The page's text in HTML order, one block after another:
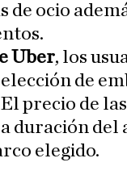
ocio
Uber, los
de
precio de
duración
elegido.